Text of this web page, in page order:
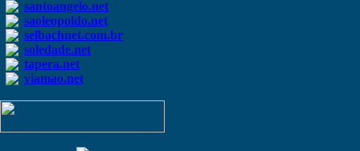
santoangelo.net
saoleopoldo.net
selbachnet.com.br
soledade.net
tapera.net
viamao.net